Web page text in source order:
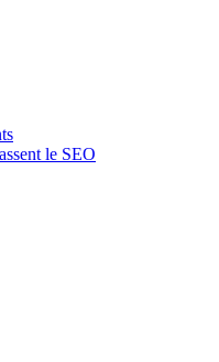
le SEO